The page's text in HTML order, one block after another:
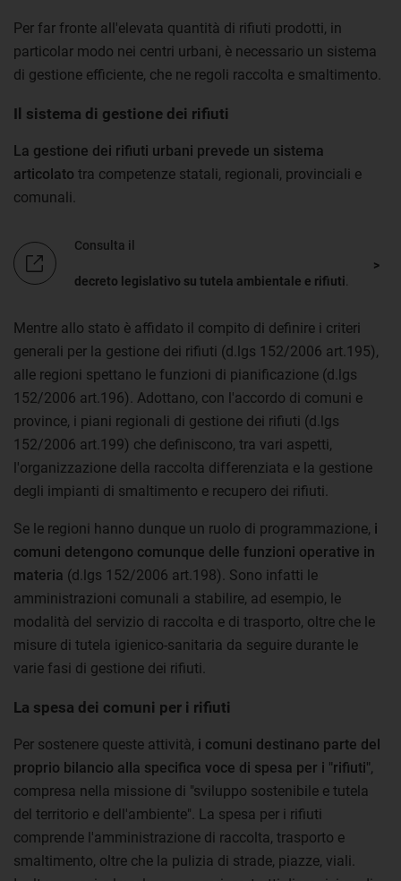
Per far fronte all'elevata quantità di rifiuti prodotti, in
particolar modo nei centri urbani, è necessario un sistema
di gestione efficiente, che ne regoli raccolta e smaltimento.
Il sistema di gestione dei rifiuti
La gestione dei rifiuti urbani prevede un sistema
articolato tra competenze statali, regionali, provinciali e
comunali.
Consulta il
decreto legislativo su tutela ambientale e rifiuti
Mentre allo stato è affidato il compito di definire i criteri
generali per la gestione dei rifiuti (d.lgs 152/2006 art.195),
alle regioni spettano le funzioni di pianificazione (d.lgs
152/2006 art.196). Adottano, con l'accordo di comuni e
province, i piani regionali di gestione dei rifiuti (d.lgs
152/2006 art.199) che definiscono, tra vari aspetti,
l'organizzazione della raccolta differenziata e la gestione
degli impianti di smaltimento e recupero dei rifiuti.
Se le regioni hanno dunque un ruolo di programmazione, i
comuni detengono comunque delle funzioni operative in
materia (d.lgs 152/2006 art.198). Sono infatti le
amministrazioni comunali a stabilire, ad esempio, le
modalità del servizio di raccolta e di trasporto, oltre che le
misure di tutela igienico-sanitaria da seguire durante le
varie fasi di gestione dei rifiuti.
La spesa dei comuni per i rifiuti
Per sostenere queste attività, i comuni destinano parte del
proprio bilancio alla specifica voce di spesa per i "rifiuti",
compresa nella missione di "sviluppo sostenibile e tutela
del territorio e dell'ambiente". La spesa per i rifiuti
comprende l'amministrazione di raccolta, trasporto e
smaltimento, oltre che la pulizia di strade, piazze, viali.